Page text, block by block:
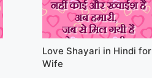
Love Shayari in Hindi for
Wife